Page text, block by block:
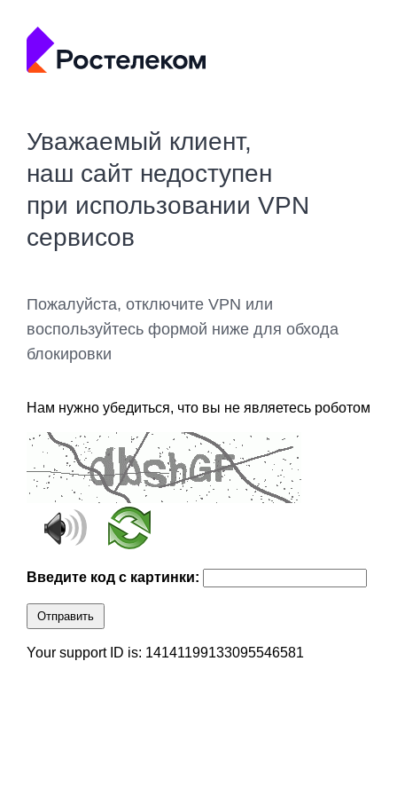
Уважаемый клиент,
наш сайт недоступен
при использовании VPN
сервисов
Пожалуйста, отключите VPN или
воспользуйтесь формой ниже для обхода
блокировки
Нам нужно убедиться, что вы не являетесь роботом
Введите код с картинки:
Отправить
Your support ID is: 14141199133095546581